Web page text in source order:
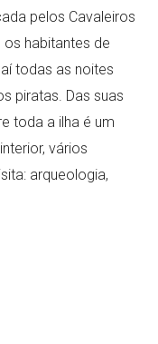
pelos Cavaleiros
os habitantes de
todas as noites
piratas. Das suas
toda a ilha é um
vários
arqueologia,